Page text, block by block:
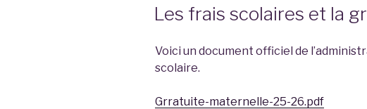
Les frais scolaires et la
Voici un document officiel de
scolaire.
Grratuite-maternelle-25-26.pdf